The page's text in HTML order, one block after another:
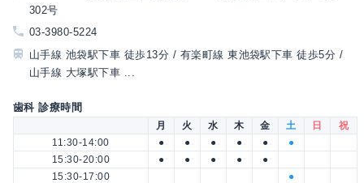
302号
03-3980-5224
山手線 池袋駅下車 徒歩13分 / 有楽町線 東池袋駅下車 徒歩5分 /
山手線 大塚駅下車 ...
歯科 診療時間
月 火 水 木 金 土 日
祝
11:30-14:00
● ● ● ● ●
●
15:30-20:00
● ● ● ●
●
15:30-17:00
●